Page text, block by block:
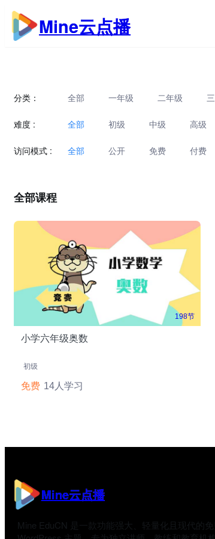
跳
至
内
Mine云点播
分类： 全部 一年级 二年级
难度 : 全部 初级 中级 高级
访问模式 : 全部 公开 免费 付费
全部课程
198节
小学六年级奥数
初级
免费 14人学习
Mine云点播
Mine EduCN 是一款功能强大、轻量化且现代的